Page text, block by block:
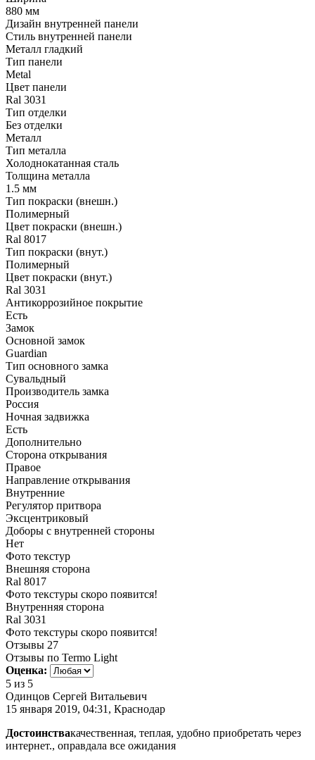
880 мм
Дизайн внутренней панели
Стиль внутренней панели
Металл гладкий
Тип панели
Metal
Цвет панели
Ral 3031
Тип отделки
Без отделки
Металл
Тип металла
Холоднокатанная сталь
Толщина металла
1.5 мм
Тип покраски (внешн.)
Полимерный
Цвет покраски (внешн.)
Ral 8017
Тип покраски (внут.)
Полимерный
Цвет покраски (внут.)
Ral 3031
Антикоррозийное покрытие
Есть
Замок
Основной замок
Guardian
Тип основного замка
Сувальдный
Производитель замка
Россия
Ночная задвижка
Есть
Дополнительно
Сторона открывания
Правое
Направление открывания
Внутренние
Регулятор притвора
Эксцентриковый
Доборы с внутренней стороны
Нет
Фото текстур
Внешняя сторона
Ral 8017
Фото текстуры скоро появится!
Внутренняя сторона
Ral 3031
Фото текстуры скоро появится!
Отзывы 27
Отзывы по Termo Light
Оценка:
5 из 5
Одинцов Сергей Витальевич
15 января 2019, 04:31, Краснодар
Достоинствакачественная, теплая, удобно приобретать через
интернет., оправдала все ожидания